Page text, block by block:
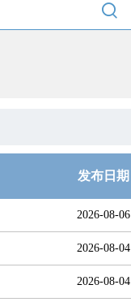

发布日期
2026-08-06
2026-08-04
2026-08-04